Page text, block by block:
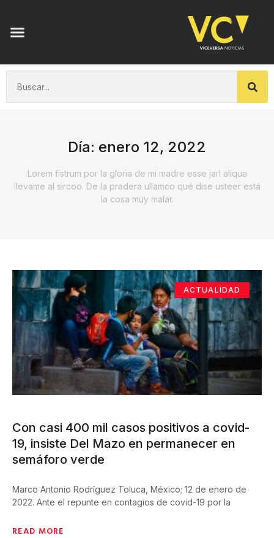
Día: enero 12, 2022
Lorem fistrum por la gloria de mi madre esse jarl aliqua
llevame al sircoo. De la pradera ullamco qué dise usteer está
la cosa muy malar.
ACTUALIDAD
Con casi 400 mil casos positivos a covid-
19, insiste Del Mazo en permanecer en
semáforo verde
Marco Antonio Rodríguez Toluca, México; 12 de enero de
2022. Ante el repunte en contagios de covid-19 por la
READ MORE